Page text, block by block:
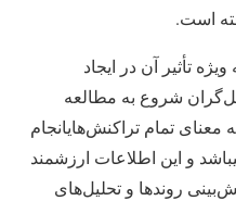
است.
در سال 2009 و به ویژه تأثیر آن در ایجاد
شروع به مطالعه
معنای تمام تراکنش‌هایانجام
و این اطلاعات ارزشمند
روندها و تحلیل‌های